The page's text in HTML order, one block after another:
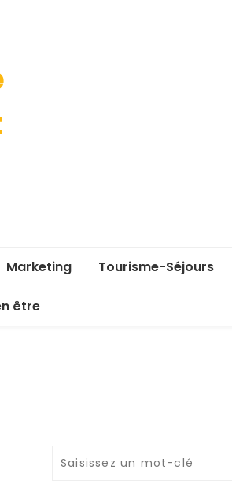
Marketing Tourisme-Séjours
être